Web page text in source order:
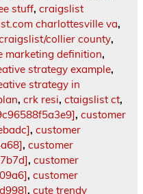
stuff, craigslist
charlottesville va,
collier county,
marketing definition,
strategy example,
strategy in
, crk resi, ctaigslist ct,
, customer
, customer
, customer
, customer
, customer
, cute trendy